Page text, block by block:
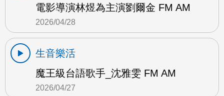
電影導演林煜為主演劉爾金 FM AM
2026/04/28
生音樂活
魔王級台語歌手_沈雅雯 FM AM
2026/04/27